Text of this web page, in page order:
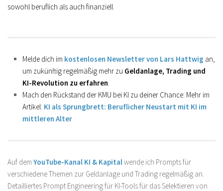
sowohl beruflich als auch finanziell.
Melde dich im kostenlosen Newsletter von Lars Hattwig an,
um zukünftig regelmäßig mehr zu Geldanlage, Trading und
KI-Revolution zu erfahren.
Mach den Rückstand der KMU bei KI zu deiner Chance: Mehr im
Artikel: KI als Sprungbrett: Beruflicher Neustart mit KI im
mittleren Alter
Auf dem YouTube-Kanal KI & Kapitalwende ich Prompts für
verschiedene Themen zur Geldanlage und Trading regelmäßig an.
Detailliertes Prompt Engineering für KI-Tools für das Selektieren von